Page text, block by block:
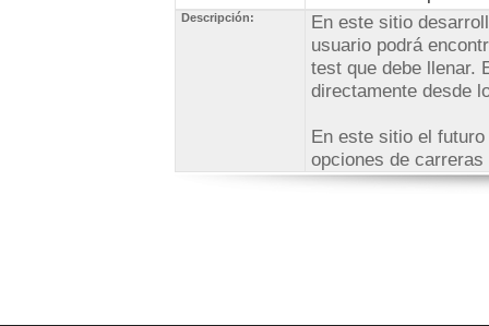
Descripción:
En este sitio
usuario podrá
test que debe llenar.
directamente desde
En este sitio el
opciones de